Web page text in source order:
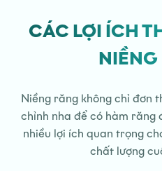
CÁC LỢI ÍCH
Niềng răng không chỉ đơn
chỉnh nha để có hàm răng
nhiều lợi ích quan trọng
chất lượng